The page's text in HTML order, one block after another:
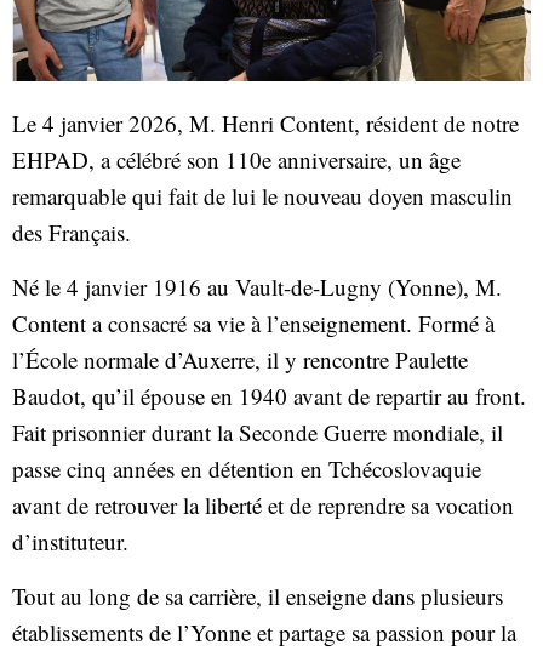
Le 4 janvier 2026, M. Henri Content, résident de notre
EHPAD, a célébré son 110e anniversaire, un âge
remarquable qui fait de lui le nouveau doyen masculin
des Français.
Né le 4 janvier 1916 au Vault-de-Lugny (Yonne), M.
Content a consacré sa vie à l’enseignement. Formé à
l’École normale d’Auxerre, il y rencontre Paulette
Baudot, qu’il épouse en 1940 avant de repartir au front.
Fait prisonnier durant la Seconde Guerre mondiale, il
passe cinq années en détention en Tchécoslovaquie
avant de retrouver la liberté et de reprendre sa vocation
d’instituteur.
Tout au long de sa carrière, il enseigne dans plusieurs
établissements de l’Yonne et partage sa passion pour la